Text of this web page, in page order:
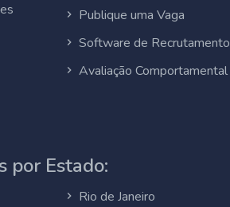
Publique uma Vaga
Software de Recrutamento
Avaliação Comportamental
por Estado:
Rio de Janeiro